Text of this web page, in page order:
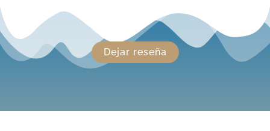
Dejar reseña